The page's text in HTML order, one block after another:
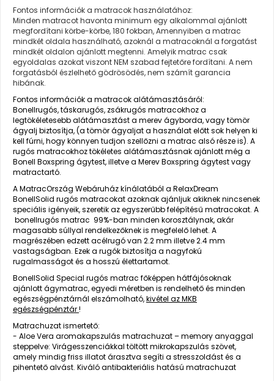
Fontos információk a matracok használatához:
Minden matracot havonta minimum egy alkalommal ajánlott
megfordítani körbe-körbe, 180 fokban, Amennyiben a matrac
mindkét oldala használható, azoknál a matracoknál a forgatást
mindkét oldalon ajánlott megtenni. Amelyik matrac csak
egyoldalas azokat viszont NEM szabad fejtetőre fordítani. A nem
forgatásból észlelhető gödrösödés, nem számít garancia
hibának.
Fontos információk a matracok alátámasztásáról:
Bonellrugós, táskarugós, zsákrugós matracokhoz a
legtökéletesebb alátámasztást a merev ágyborda, vagy tömör
ágyalj biztosítja, (a tömör ágyaljat a használat előtt sok helyen ki
kell fúrni, hogy könnyen tudjon szellőzni a matrac alsó része is). A
rugós matracokhoz tökéletes alátámasztásnak ajánlott még a
Bonell Boxspring ágytest, illetve a Merev Boxspring ágytest vagy
matractartó.
A MatracOrszág Webáruház kínálatából a RelaxDream
BonellSolid rugós matracokat azoknak ajánljuk akiknek nincsenek
speciális igényeik, szeretik az egyszerűbb felépítésű matracokat. A
bonellrugós matrac 99%-ban minden korosztálynak, akár
magasabb súllyal rendelkezőknek is megfelelő lehet. A
magrészében edzett acélrugó van 2.2 mm illetve 2.4 mm
vastagságban. Ezek a rugók biztosítja a nagyfokú
rugalmasságot és a hosszú élettartamot.
BonellSolid Special rugós matrac főképpen hátfájósoknak
ajánlott ágymatrac, egyedi méretben is rendelhető és minden
egészségpénztárnál elszámolható,kivétel az MKB
egészségpénztár!
Matrachuzat ismertető:
- Aloe Vera aromakapszulás matrachuzat – memory anyaggal
steppelve: Virágesszenciákkal töltött mikrokapszulás szövet,
amely mindig friss illatot árasztva segíti a stresszoldást és a
pihentető alvást. Kiváló antibakteriális hatású matrachuzat